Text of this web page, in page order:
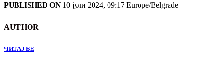
PUBLISHED ON10 јули 2024, 09:17 Europe/Belgrade
AUTHOR
ЧИТАЈ БЕ